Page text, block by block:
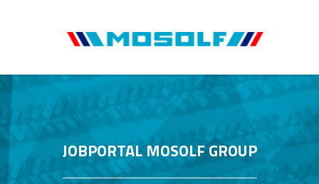
JOBPORTAL MOSOLF GROUP